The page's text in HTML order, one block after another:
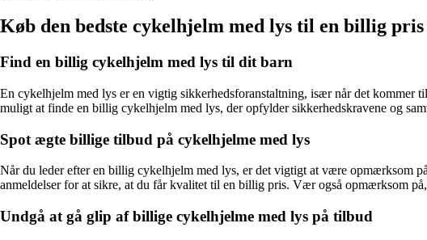
Køb den bedste cykelhjelm med lys til en billig pris
Find en billig cykelhjelm med lys til dit barn
En cykelhjelm med lys er en vigtig sikkerhedsforanstaltning, især når det kommer
muligt at finde en billig cykelhjelm med lys, der opfylder sikkerhedskravene og
Spot ægte billige tilbud på cykelhjelme med lys
Når du leder efter en billig cykelhjelm med lys, er det vigtigt at være opmærksom
anmeldelser for at sikre, at du får kvalitet til en billig pris. Vær også opmærksom
Undgå at gå glip af billige cykelhjelme med lys på tilbud